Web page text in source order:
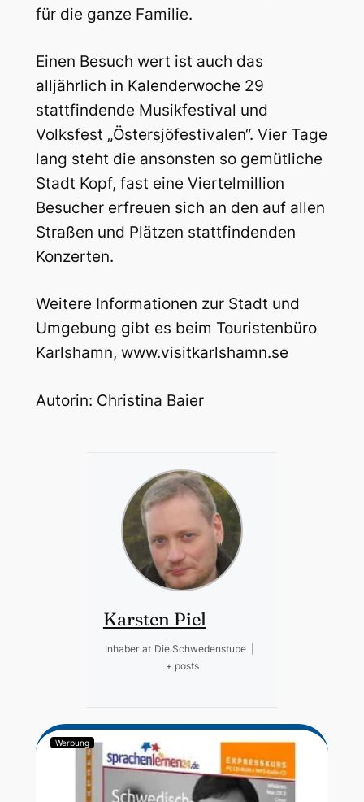
für die ganze Familie.
Einen Besuch wert ist auch das
alljährlich in Kalenderwoche 29
stattfindende Musikfestival und
Volksfest „Östersjöfestivalen“. Vier Tage
lang steht die ansonsten so gemütliche
Stadt Kopf, fast eine Viertelmillion
Besucher erfreuen sich an den auf allen
Straßen und Plätzen stattfindenden
Konzerten.
Weitere Informationen zur Stadt und
Umgebung gibt es beim Touristenbüro
Karlshamn, www.visitkarlshamn.se
Autorin: Christina Baier
Karsten Piel
Inhaber at Die Schwedenstube
+ posts
Werbung